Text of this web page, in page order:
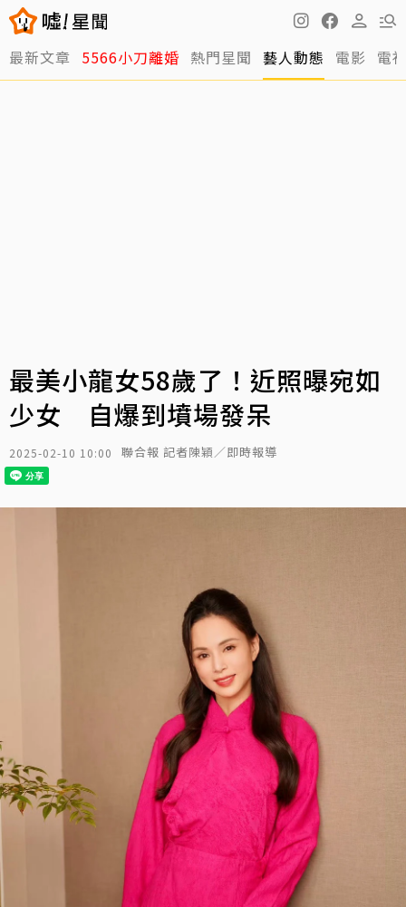
最新文章 5566小刀離婚 熱門星聞 藝人動態 電影 電
最美小龍女58歲了！近照曝宛如
少女 自爆到墳場發呆
2025-02-10 10:00 聯合報 記者陳穎／即時報導